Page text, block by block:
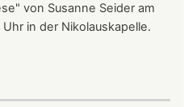
von Susanne Seider am
in der Nikolauskapelle.